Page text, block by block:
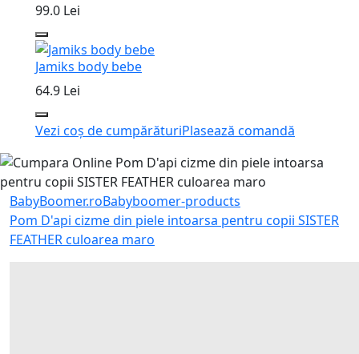
99.0 Lei
Jamiks body bebe
64.9 Lei
Vezi coș de cumpărăturiPlasează comandă
BabyBoomer.roBabyboomer-products
Pom D'api cizme din piele intoarsa pentru copii SISTER
FEATHER culoarea maro